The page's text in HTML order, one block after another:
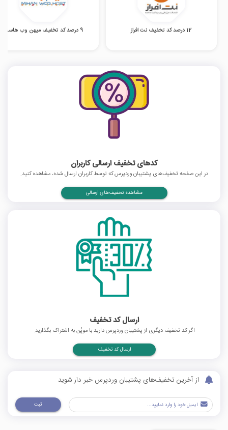
12 درصد کد تخفیف نت افراز 9 درصد کد تخفیف میهن وب هاست
کدهای تخفیف ارسالی کاربران
در این صفحه تخفیف‌های پشتیبان وردپرس که توسط کاربران ارسال شده، مشاهده کنید.
مشاهده تخفیف‌های ارسالی
ارسال کد تخفیف
اگر کد تخفیف دیگری از پشتیبان وردپرس دارید با موپُن به اشتراک بگذارید.
ارسال کد تخفیف
از آخرین تخفیف‌های پشتیبان وردپرس خبر دار شوید
ثبت